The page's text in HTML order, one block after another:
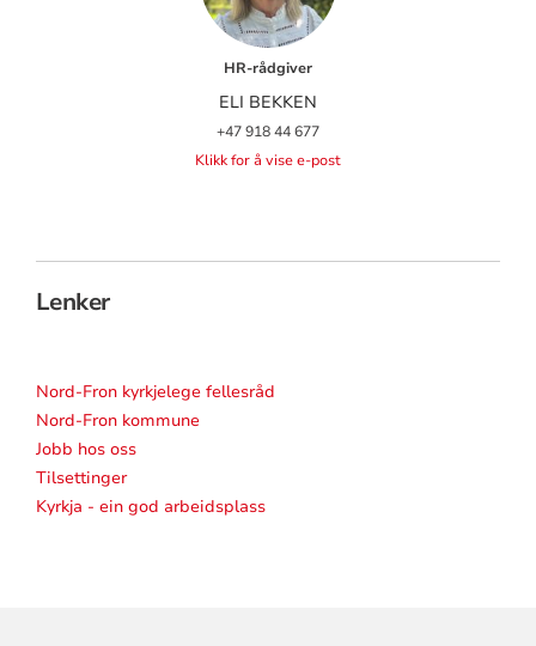
HR-rådgiver
ELI BEKKEN
+47 918 44 677
Klikk for å vise e-post
Lenker
Nord-Fron kyrkjelege fellesråd
Nord-Fron kommune
Jobb hos oss
Tilsettinger
Kyrkja - ein god arbeidsplass